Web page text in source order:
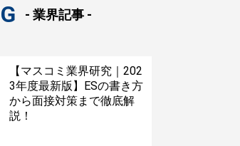
- 業界記事 -
【マスコミ業界研究｜202
3年度最新版】ESの書き方
から面接対策まで徹底解
説！